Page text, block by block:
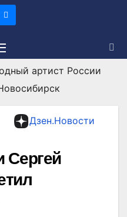
артист России
Дзен.Новости
Сергей